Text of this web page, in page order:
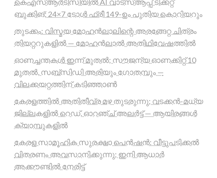
ബുക്കിങ്; 24×7 ടോൾ ഫ്രീ 149-ഉം പുതിയ കൊറിയറും
തുടക്കം: വിസ്മയ മോഹൻലാലിന്റെ അരങ്ങേറ്റ ചിത്രം
തിയറ്ററുകളിൽ — മോഹൻലാൽ അതിഥിവേഷത്തിൽ
ഓണച്ചന്തകൾ ഇന്ന് മുതൽ; സൗജന്യ ഓണക്കിറ്റ് 10
മുതൽ, സബ്സിഡി അരിയും ഗോതമ്പും —
വിലക്കയറ്റത്തിന് കടിഞ്ഞാൺ
കേരളത്തിൽ അതിതീവ്ര മഴ തുടരുന്നു; വടക്കൻ-മധ്യ
ജില്ലകളിൽ റെഡ്, ഓറഞ്ച് അലർട്ട് — ആയിരങ്ങൾ
ക്യാമ്പുകളിൽ
കേരള സാമൂഹിക സുരക്ഷാ പെൻഷൻ: വീട്ടുപടിക്കൽ
വിതരണം അവസാനിക്കുന്നു; ഇനി ആധാർ
അക്കൗണ്ടിൽ നേരിട്ട്